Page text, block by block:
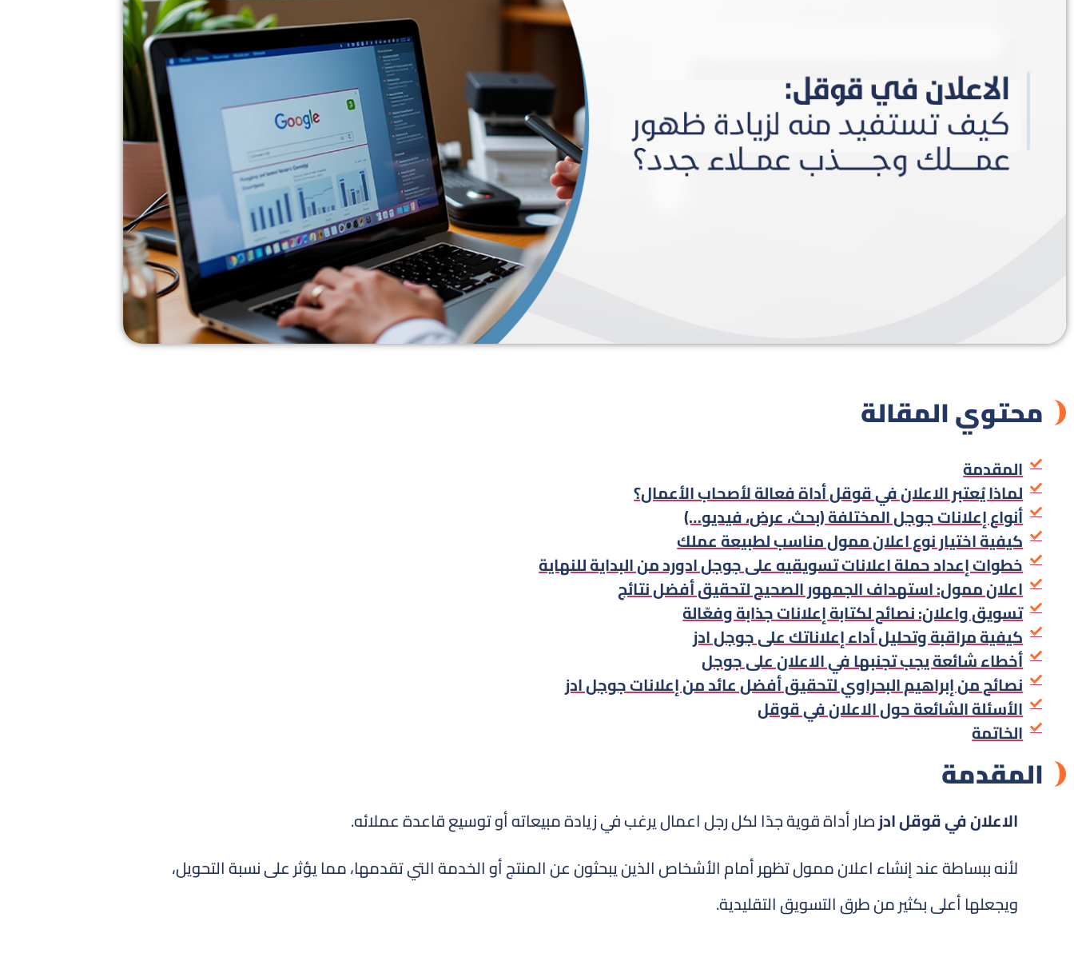
محتوي المقالة
المقدمة
لماذا يُعتبر الاعلان في قوقل أداة فعالة لأصحاب الأعمال؟
أنواع إعلانات جوجل المختلفة (بحث، عرض، فيديو…)
كيفية اختيار نوع اعلان ممول مناسب لطبيعة عملك
خطوات إعداد حملة اعلانات تسويقيه على جوجل ادورد من البداية للنهاية
اعلان ممول: استهداف الجمهور الصحيح لتحقيق أفضل نتائج
تسويق واعلان: نصائح لكتابة إعلانات جذابة وفعّالة
كيفية مراقبة وتحليل أداء إعلاناتك على جوجل ادز
أخطاء شائعة يجب تجنبها في الاعلان على جوجل
نصائح من إبراهيم البحراوي لتحقيق أفضل عائد من إعلانات جوجل ادز
الأسئلة الشائعة حول الاعلان في قوقل
الخاتمة
المقدمة
الاعلان في قوقل ادزصار أداة قوية جدًا لكل رجل اعمال يرغب في زيادة مبيعاته أو توسيع قاعدة عملائه.
لأنه ببساطة عند إنشاء اعلان ممول تظهر أمام الأشخاص الذين يبحثون عن المنتج أو الخدمة التي تقدمها، مما يؤثر على نسبة التحويل،
ويجعلها أعلى بكثير من طرق التسويق التقليدية.